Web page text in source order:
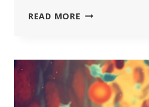
READ MORE ANSTÄLLD
AVSKEDADE
HENNE
FÖR
ATT